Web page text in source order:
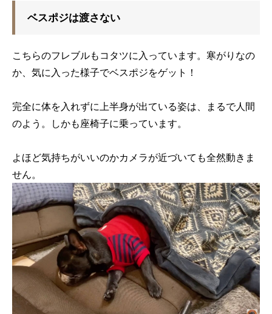
ベスポジは渡さない
こちらのフレブルもコタツに入っています。寒がりなの
か、気に入った様子でベスポジをゲット！
完全に体を入れずに上半身が出ている姿は、まるで人間
のよう。しかも座椅子に乗っています。
よほど気持ちがいいのかカメラが近づいても全然動きま
せん。